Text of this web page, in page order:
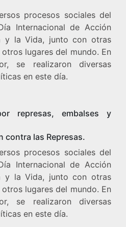
procesos sociales del
Internacional de Acción
y la Vida, junto con otras
lugares del mundo. En
se realizaron diversas
en este día.
represas, embalses y
contra las Represas.
procesos sociales del
Internacional de Acción
y la Vida, junto con otras
lugares del mundo. En
se realizaron diversas
en este día.